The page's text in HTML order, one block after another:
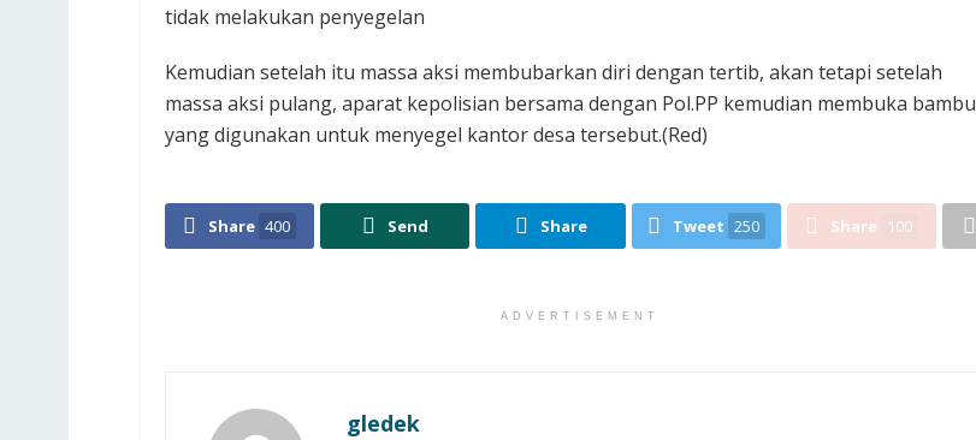
tidak melakukan penyegelan‎
Kemudian setelah itu massa aksi membubarkan diri dengan tertib, akan tetapi setelah
massa aksi pulang, aparat kepolisian bersama dengan Pol.PP kemudian membuka bambu
yang digunakan untuk menyegel kantor desa tersebut.(Red)‎
Share 400 Send Share Tweet 250 Share 100
ADVERTISEMENT
gledek